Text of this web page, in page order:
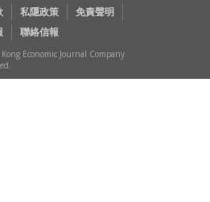
私隱政策
免責聲明
聯絡信報
Economic Journal Company